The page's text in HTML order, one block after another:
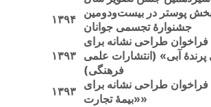
۱۳۹۴ بخش پوستر در بیست‌ودومین
جشنوارهٔ تجسمی جوانان
۱۳۹۳
فراخوان طراحی نشانه برای
آبی» (انتشارات علمی
فرهنگی)
۱۳۹۳
فراخوان طراحی نشانه برای
«بیمهٔ تجارت»